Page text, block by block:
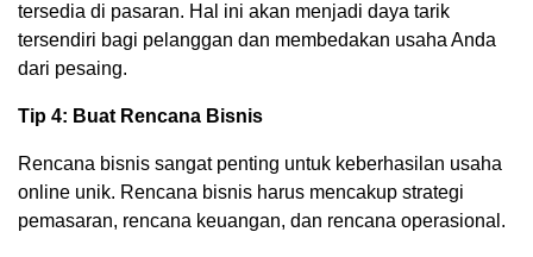
tersedia di pasaran. Hal ini akan menjadi daya tarik
tersendiri bagi pelanggan dan membedakan usaha Anda
dari pesaing.
Tip 4: Buat Rencana Bisnis
Rencana bisnis sangat penting untuk keberhasilan usaha
online unik. Rencana bisnis harus mencakup strategi
pemasaran, rencana keuangan, dan rencana operasional.